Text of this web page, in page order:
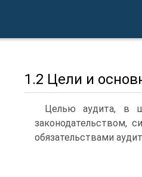
1.2 Цели и
Целью аудита, в
законодательством,
обязательствами